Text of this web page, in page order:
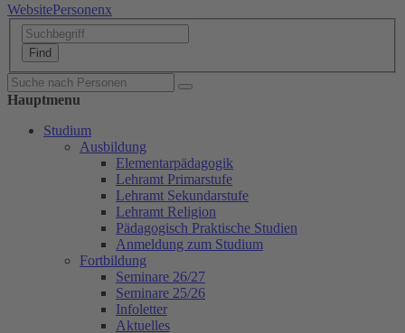
WebsitePersonenx
Hauptmenu
Studium
Ausbildung
Elementarpädagogik
Lehramt Primarstufe
Lehramt Sekundarstufe
Lehramt Religion
Pädagogisch Praktische Studien
Anmeldung zum Studium
Fortbildung
Seminare 26/27
Seminare 25/26
Infoletter
Aktuelles